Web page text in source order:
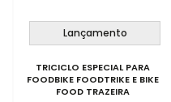
Lançamento
TRICICLO ESPECIAL PARA
FOODBIKE FOODTRIKE E BIKE
FOOD TRAZEIRA